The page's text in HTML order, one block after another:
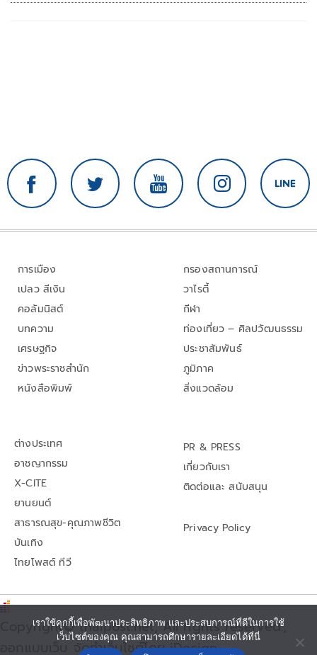
การเมือง
เปลว สีเงิน
คอลัมนิสต์
บทความ
เศรษฐกิจ
ข่าวพระราชสำนัก
หนังสือพิมพ์
กรองสถานการณ์
วาไรตี้
กีฬา
ท่องเที่ยว – ศิลปวัฒนธรรม
ประชาสัมพันธ์
ภูมิภาค
สิ่งแวดล้อม
ต่างประเทศ
อาชญากรรม
X-CITE
ยานยนต์
สาธารณสุข-คุณภาพชีวิต
บันเทิง
ไทยโพสต์ ทีวี
PR & PRESS
เกี่ยวกับเรา
ติดต่อและ สนับสนุน
Privacy Policy
Copyright© thaipost.net, All rights reserved.,
ออกแบบเว็บ จัดทำเว็บไซต์โดย iDesign
เราใช้คุกกี้เพื่อพัฒนาประสิทธิภาพ และประสบการณ์ที่ดีในการใช้
เว็บไซต์ของคุณ คุณสามารถศึกษารายละเอียดได้ที่นี่